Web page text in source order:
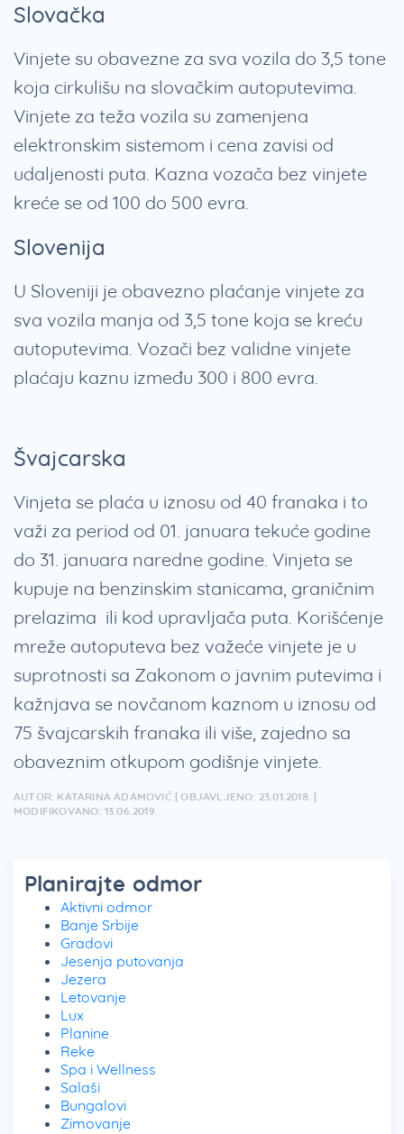
Slovačka
Vinjete su obavezne za sva vozila do 3,5 tone
koja cirkulišu na slovačkim autoputevima.
Vinjete za teža vozila su zamenjena
elektronskim sistemom i cena zavisi od
udaljenosti puta. Kazna vozača bez vinjete
kreće se od 100 do 500 evra.
Slovenija
U Sloveniji je obavezno plaćanje vinjete za
sva vozila manja od 3,5 tone koja se kreću
autoputevima. Vozači bez validne vinjete
plaćaju kaznu između 300 i 800 evra.
Švajcarska
Vinjeta se plaća u iznosu od 40 franaka i to
važi za period od 01. januara tekuće godine
do 31. januara naredne godine. Vinjeta se
kupuje na benzinskim stanicama, graničnim
prelazima ili kod upravljača puta. Korišćenje
mreže autoputeva bez važeće vinjete je u
suprotnosti sa Zakonom o javnim putevima i
kažnjava se novčanom kaznom u iznosu od
75 švajcarskih franaka ili više, zajedno sa
obaveznim otkupom godišnje vinjete.
AUTOR: KATARINA ADAMOVIĆ | OBJAVLJENO: 23.01.2018. |
MODIFIKOVANO: 13.06.2019.
Planirajte odmor
Aktivni odmor
Banje Srbije
Gradovi
Jesenja putovanja
Jezera
Letovanje
Lux
Planine
Reke
Spa i Wellness
Salaši
Bungalovi
Zimovanje